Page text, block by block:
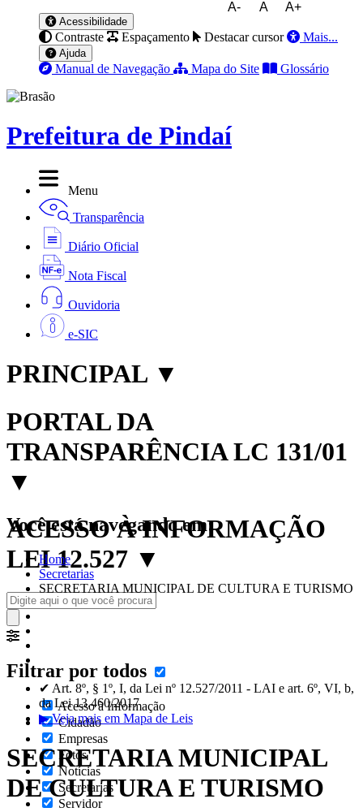
A- A A+
Acessibilidade
Contraste Espaçamento Destacar cursor Mais...
Ajuda
Manual de Navegação Mapa do Site Glossário
Prefeitura de Pindaí
Menu
Transparência
Diário Oficial
Nota Fiscal
Ouvidoria
e-SIC
PRINCIPAL ▼
PORTAL DA
TRANSPARÊNCIA LC 131/01
▼
ACESSO À INFORMAÇÃO
LEI 12.527 ▼
Filtrar por todos
Acesso à Informação
Cidadão
Empresas
Fotos
Notícias
Secretarias
Servidor
Você está navegando em:
Home
Secretarias
SECRETARIA MUNICIPAL DE CULTURA E TURISMO
✔ Art. 8º, § 1º, I, da Lei nº 12.527/2011 - LAI e art. 6º, VI, b,
da Lei 13.460/2017
▶ Veja mais em Mapa de Leis
SECRETARIA MUNICIPAL
DE CULTURA E TURISMO